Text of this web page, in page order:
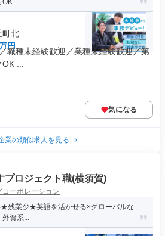
OK
町北
円
職種未経験歓迎／業種未経験歓迎／第
...
気になる
業の類似求人を見る
プロジェクト職(横須賀)
ーポレーション
残業少★英語を活かせる×グローバルな
外資系...